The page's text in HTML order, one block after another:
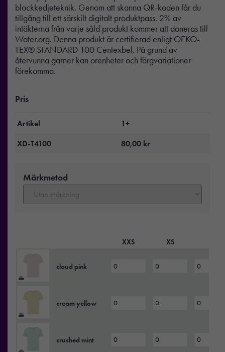
blockkedjeteknik. Genom att skanna QR-koden får du
tillgång till ett särskilt digitalt produktpass. 2% av
intäkterna från varje såld produkt kommer att doneras till
Water.org. Denna produkt är certifierad enligt OEKO-
TEX® STANDARD 100 Centexbel. På grund av
återvunna garner kan orenheter och färgvariationer
förekomma.
Pris
Artikel
1+
XD-T4100
80,00 kr
Märkmetod
XXS XS
cloud pink
cream yellow
crushed mint